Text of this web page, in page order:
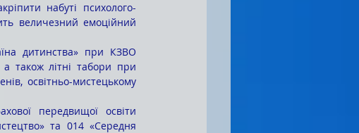
набуті психолого-
величезний емоційний
а також літні табори при
освітньо-мистецькому
та 014 «Середня